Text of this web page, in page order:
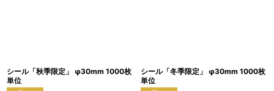
シール「秋季限定」 φ30mm 1000枚
単位
シール「冬季限定」 φ30mm 1000枚
単位